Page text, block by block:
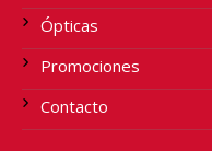
Ópticas
Promociones
Contacto